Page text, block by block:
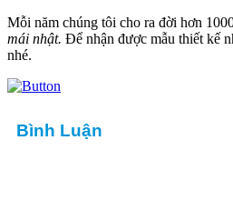
Mỗi năm chúng tôi cho ra đời hơn
mái nhật. Để nhận được mẫu thiết kế
nhé.
Bình Luận